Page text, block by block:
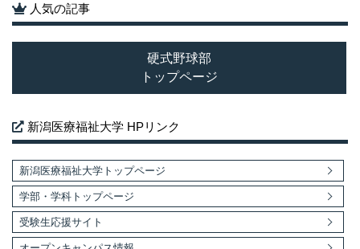
人気の記事
硬式野球部
トップページ
新潟医療福祉大学 HPリンク
新潟医療福祉大学トップページ
学部・学科トップページ
受験生応援サイト